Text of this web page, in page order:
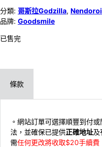
分類: 哥斯拉Godzilla,
品牌: Goodsmile
已售完
條款
。網站訂單可選擇順豐到付
法，並確保已提供正確地址及
需任何更改將收取$20手續費